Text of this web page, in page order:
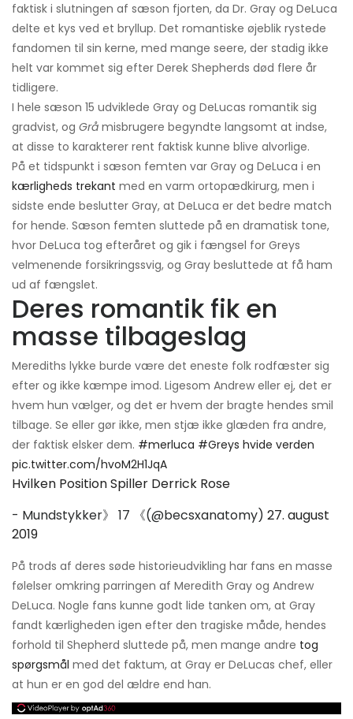
faktisk i slutningen af ​​sæson fjorten, da Dr. Gray og DeLuca
delte et kys ved et bryllup. Det romantiske øjeblik rystede
fandomen til sin kerne, med mange seere, der stadig ikke
helt var kommet sig efter Derek Shepherds død flere år
tidligere.
I hele sæson 15 udviklede Gray og DeLucas romantik sig
gradvist, og Grå misbrugere begyndte langsomt at indse,
at disse to karakterer rent faktisk kunne blive alvorlige.
På et tidspunkt i sæson femten var Gray og DeLuca i en
kærligheds trekant med en varm ortopædkirurg, men i
sidste ende beslutter Gray, at DeLuca er det bedre match
for hende. Sæson femten sluttede på en dramatisk tone,
hvor DeLuca tog efteråret og gik i fængsel for Greys
velmenende forsikringssvig, og Gray besluttede at få ham
ud af fængslet.
Deres romantik fik en
masse tilbageslag
Merediths lykke burde være det eneste folk rodfæster sig
efter og ikke kæmpe imod. Ligesom Andrew eller ej, det er
hvem hun vælger, og det er hvem der bragte hendes smil
tilbage. Se eller gør ikke, men stjæ ikke glæden fra andre,
der faktisk elsker dem. #merluca #Greys hvide verden
pic.twitter.com/hvoM2H1JqA
Hvilken Position Spiller Derrick Rose
- Mundstykker》 17 《(@becsxanatomy) 27. august
2019
På trods af deres søde historieudvikling har fans en masse
følelser omkring parringen af ​​Meredith Gray og Andrew
DeLuca. Nogle fans kunne godt lide tanken om, at Gray
fandt kærligheden igen efter den tragiske måde, hendes
forhold til Shepherd sluttede på, men mange andre tog
spørgsmål med det faktum, at Gray er DeLucas chef, eller
at hun er en god del ældre end han.